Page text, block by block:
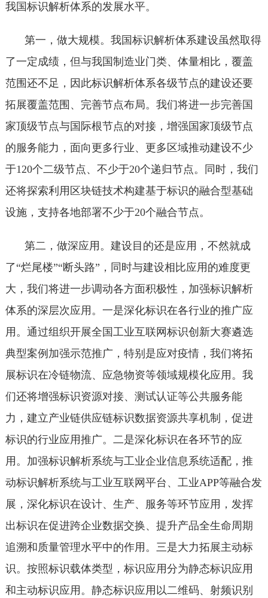
我国标识解析体系的发展水平。
第一，做大规模。我国标识解析体系建设虽然取得
了一定成绩，但与我国制造业门类、体量相比，覆盖
范围还不足，因此标识解析体系各级节点的建设还要
拓展覆盖范围、完善节点布局。我们将进一步完善国
家顶级节点与国际根节点的对接，增强国家顶级节点
的服务能力，面向更多行业、更多区域推动建设不少
于120个二级节点、不少于20个递归节点。同时，我们
还将探索利用区块链技术构建基于标识的融合型基础
设施，支持各地部署不少于20个融合节点。
第二，做深应用。建设目的还是应用，不然就成
了“烂尾楼”“断头路”，同时与建设相比应用的难度更
大，我们将进一步调动各方面积极性，加强标识解析
体系的深层次应用。一是深化标识在各行业的推广应
用。通过组织开展全国工业互联网标识创新大赛遴选
典型案例加强示范推广，特别是应对疫情，我们将拓
展标识在冷链物流、应急物资等领域规模化应用。我
们还将增强标识资源对接、测试认证等公共服务能
力，建立产业链供应链标识数据资源共享机制，促进
标识的行业应用推广。二是深化标识在各环节的应
用。加强标识解析系统与工业企业信息系统适配，推
动标识解析系统与工业互联网平台、工业APP等融合发
展，深化标识在设计、生产、服务等环节应用，发挥
出标识在促进跨企业数据交换、提升产品全生命周期
追溯和质量管理水平中的作用。三是大力拓展主动标
识。按照标识载体类型，标识应用分为静态标识应用
和主动标识应用。静态标识应用以二维码、射频识别